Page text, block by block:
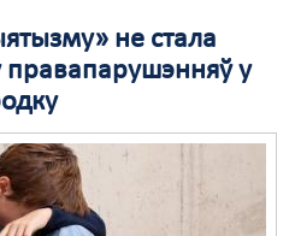
не стала
правапарушэнняў у